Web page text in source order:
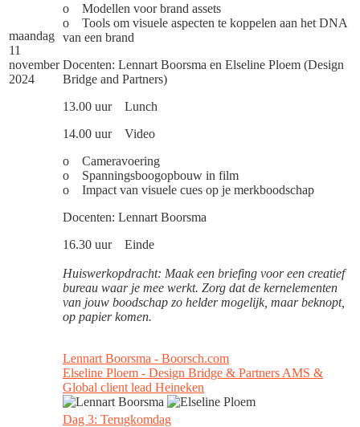
maandag
11
november
2024
o Modellen voor brand assets
o Tools om visuele aspecten te koppelen aan het DNA
van een brand
Docenten: Lennart Boorsma en Elseline Ploem (Design
Bridge and Partners)
13.00 uur Lunch
14.00 uur Video
o Cameravoering
o Spanningsboogopbouw in film
o Impact van visuele cues op je merkboodschap
Docenten: Lennart Boorsma
16.30 uur Einde
Huiswerkopdracht: Maak een briefing voor een creatief
bureau waar je mee werkt. Zorg dat de kernelementen
van jouw boodschap zo helder mogelijk, maar beknopt,
op papier komen.
Lennart Boorsma - Boorsch.com
Elseline Ploem - Design Bridge & Partners AMS &
Global client lead Heineken
Dag 3: Terugkomdag